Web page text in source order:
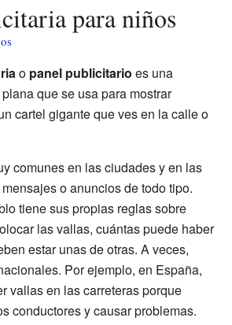
para niños
o panel publicitario es una
que se usa para mostrar
cartel gigante que ves en la calle o
comunes en las ciudades y en las
o anuncios de todo tipo.
tiene sus propias reglas sobre
las vallas, cuántas puede haber
estar unas de otras. A veces,
Por ejemplo, en España,
vallas en las carreteras porque
conductores y causar problemas.